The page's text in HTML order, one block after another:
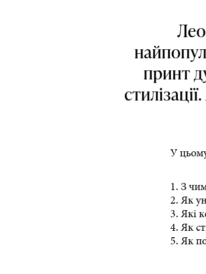
принт
У
1. З
2. Як
3. Які
4. Як
5. Як